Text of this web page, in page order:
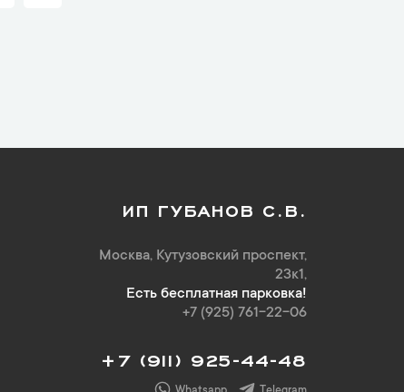
ИП ГУБАНОВ С.В.
Москва, Кутузовский проспект,
23к1,
Есть бесплатная парковка!
+7 (925) 761-22-06
+7 (911) 925-44-48